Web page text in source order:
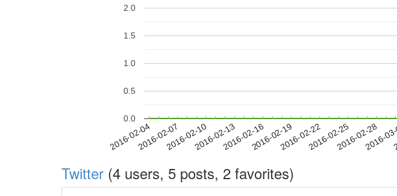
2016-02-042016-02-072016-02-102016-02-132016-02-162016-02-192016-02-222016-02-252016-02-28
2016-
0.0
0.5
1.0
1.5
2.0
Twitter (4 users, 5 posts, 2 favorites)